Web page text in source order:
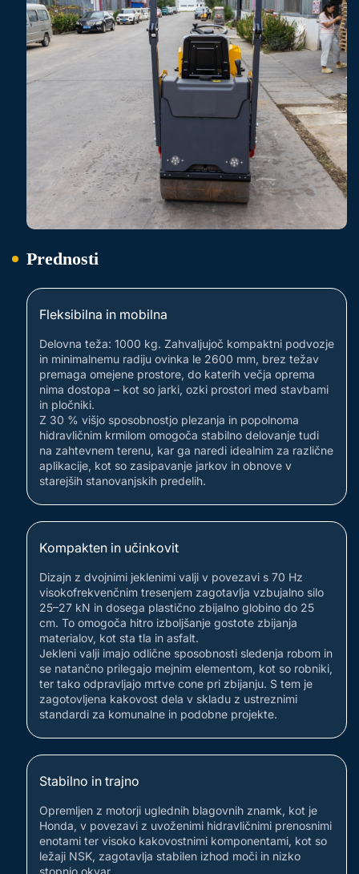
Prednosti
Fleksibilna in mobilna
Delovna teža: 1000 kg. Zahvaljujoč kompaktni podvozje
in minimalnemu radiju ovinka le 2600 mm, brez težav
premaga omejene prostore, do katerih večja oprema
nima dostopa – kot so jarki, ozki prostori med stavbami
in pločniki.
Z 30 % višjo sposobnostjo plezanja in popolnoma
hidravličnim krmilom omogoča stabilno delovanje tudi
na zahtevnem terenu, kar ga naredi idealnim za različne
aplikacije, kot so zasipavanje jarkov in obnove v
starejših stanovanjskih predelih.
Kompakten in učinkovit
Dizajn z dvojnimi jeklenimi valji v povezavi s 70 Hz
visokofrekvenčnim tresenjem zagotavlja vzbujalno silo
25–27 kN in dosega plastično zbijalno globino do 25
cm. To omogoča hitro izboljšanje gostote zbijanja
materialov, kot sta tla in asfalt.
Jekleni valji imajo odlične sposobnosti sledenja robom in
se natančno prilegajo mejnim elementom, kot so robniki,
ter tako odpravljajo mrtve cone pri zbijanju. S tem je
zagotovljena kakovost dela v skladu z ustreznimi
standardi za komunalne in podobne projekte.
Stabilno in trajno
Opremljen z motorji uglednih blagovnih znamk, kot je
Honda, v povezavi z uvoženimi hidravličnimi prenosnimi
enotami ter visoko kakovostnimi komponentami, kot so
ležaji NSK, zagotavlja stabilen izhod moči in nizko
stopnjo okvar.